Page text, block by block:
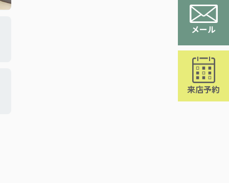
メール
来店予約